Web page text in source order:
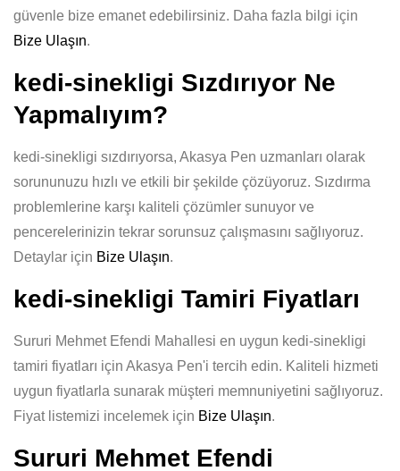
güvenle bize emanet edebilirsiniz. Daha fazla bilgi için
Bize Ulaşın.
kedi-sinekligi Sızdırıyor Ne
Yapmalıyım?
kedi-sinekligi sızdırıyorsa, Akasya Pen uzmanları olarak
sorununuzu hızlı ve etkili bir şekilde çözüyoruz. Sızdırma
problemlerine karşı kaliteli çözümler sunuyor ve
pencerelerinizin tekrar sorunsuz çalışmasını sağlıyoruz.
Detaylar için Bize Ulaşın.
kedi-sinekligi Tamiri Fiyatları
Sururi Mehmet Efendi Mahallesi en uygun kedi-sinekligi
tamiri fiyatları için Akasya Pen'i tercih edin. Kaliteli hizmeti
uygun fiyatlarla sunarak müşteri memnuniyetini sağlıyoruz.
Fiyat listemizi incelemek için Bize Ulaşın.
Sururi Mehmet Efendi